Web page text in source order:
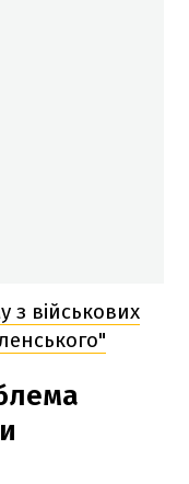
з військових